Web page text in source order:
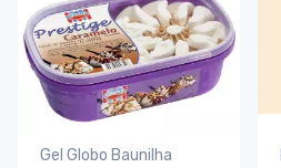
Gel Globo Baunilha